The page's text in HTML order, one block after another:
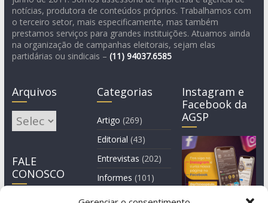
notícias, produtora de conteúdos próprios. Trabalhamos com
o terceiro setor, mais especificamente, mas também
prestamos serviços para grandes instituições. Atuamos ainda
na organização de campanhas eleitorais, sejam elas
partidárias ou sindicais – (11) 94037.6585
Arquivos
Arquivos
FALE
CONOSCO
Categorias
Artigo (269)
Editorial (43)
Entrevistas (202)
Informes (101)
Instagram e
Facebook da
AGSP